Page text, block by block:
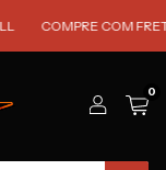
COM FRETE
0